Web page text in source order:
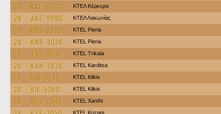
28 KYE-3288 ΚΤΕΛ Κέρκυρα
28 AKE-9390 ΚΤΕΛ Λακωνίας
28 KNK-2528 KTEL Pieria
28 KNB-2028 KTEL Pieria
28 TKE-4141 ΚΤΕL Τrikala
28 KAN-2828 ΚΤΕL Karditsa
28 KIA-9229 KTEL Kilkis
28 KIE-5260 KTEL Kilkis
28 AHZ-1541 KTEL Xanthi
ΚΤΕL Kozani